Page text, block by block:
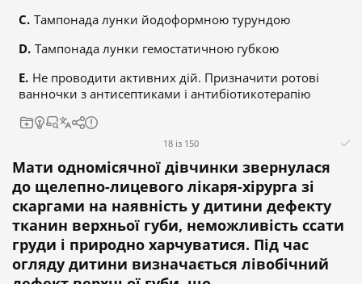
Тампонада лунки йодоформною турундою
Тампонада лунки гемостатичною губкою
Не проводити активних дій. Призначити ротові
ванночки з антисептиками і антибіотикотерапію
18 із 150
Мати одномісячної дівчинки звернулася
до щелепно-лицевого лікаря-хірурга зі
скаргами на наявність у дитини дефекту
тканин верхньої губи, неможливість ссати
груди і природно харчуватися. Під час
огляду дитини визначається лівобічний